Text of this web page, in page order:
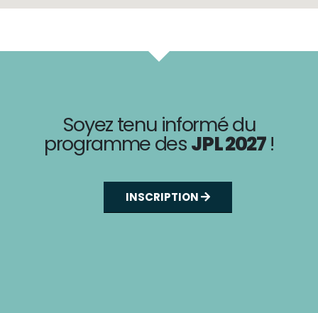
Soyez tenu informé du
programme desJPL 2027!
INSCRIPTION